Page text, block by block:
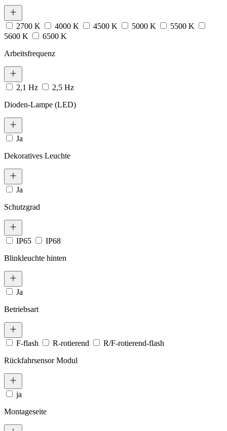
2700 K 4000 K 4500 K 5000 K
5500 K
5600 K
6500 K
Arbeitsfrequenz
2,1 Hz
2,5 Hz
Dioden-Lampe (LED)
Ja
Dekoratives Leuchte
Ja
Schutzgrad
IP65
IP68
Blinkleuchte hinten
Ja
Betriebsart
F-flash R-rotierend
R/F-rotierend-flash
Rückfahrsensor Modul
ja
Montageseite